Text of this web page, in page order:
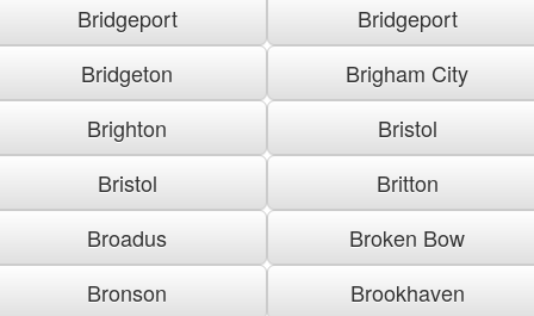
Bridgeport
Bridgeport
Bridgeton
Brigham City
Brighton
Bristol
Bristol
Britton
Broadus
Broken Bow
Bronson
Brookhaven